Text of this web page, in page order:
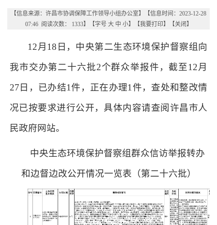
【信息来源： 许昌市协调保障工作领导小组办公室】
【信息时间：2023-12-28
07:46 阅读次数：
1333】【字号 大 中 小】【我要打印】【关闭 】
12月18日，中央第二生态环境保护督察组向
我市交办第二十六批2个群众举报件，截至12月
27日，已办结1件，正在办理1件，查处和整改情
况已按要求进行公开，具体内容请查阅许昌市人
民政府网站。
中央生态环境保护督察组群众信访举报转办
和边督边改公开情况一览表（第二十六批）